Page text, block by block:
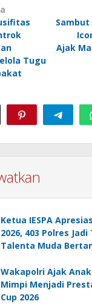
Tugu
Sambut
Ajak
Ketua IESPA
2026, 403 Polres
Talenta Muda
Wakapolri Ajak
Mimpi Menjadi
Cup 2026